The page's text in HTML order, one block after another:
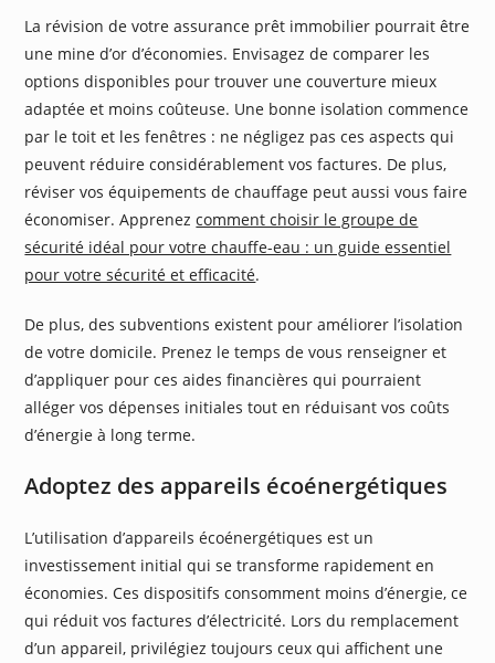
La révision de votre assurance prêt immobilier pourrait être
une mine d’or d’économies. Envisagez de comparer les
options disponibles pour trouver une couverture mieux
adaptée et moins coûteuse. Une bonne isolation commence
par le toit et les fenêtres : ne négligez pas ces aspects qui
peuvent réduire considérablement vos factures. De plus,
réviser vos équipements de chauffage peut aussi vous faire
économiser. Apprenezcomment choisir le groupe de
sécurité idéal pour votre chauffe-eau : un guide essentiel
pour votre sécurité et efficacité.
De plus, des subventions existent pour améliorer l’isolation
de votre domicile. Prenez le temps de vous renseigner et
d’appliquer pour ces aides financières qui pourraient
alléger vos dépenses initiales tout en réduisant vos coûts
d’énergie à long terme.
Adoptez des appareils écoénergétiques
L’utilisation d’appareils écoénergétiques est un
investissement initial qui se transforme rapidement en
économies. Ces dispositifs consomment moins d’énergie, ce
qui réduit vos factures d’électricité. Lors du remplacement
d’un appareil, privilégiez toujours ceux qui affichent une